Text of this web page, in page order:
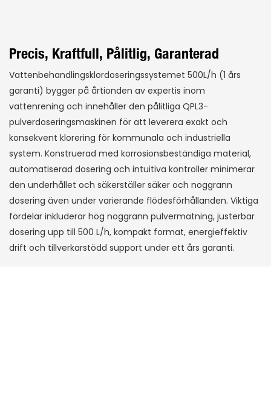
Precis, Kraftfull, Pålitlig, Garanterad
Vattenbehandlingsklordoseringssystemet 500L/h (1 års
garanti) bygger på årtionden av expertis inom
vattenrening och innehåller den pålitliga QPL3-
pulverdoseringsmaskinen för att leverera exakt och
konsekvent klorering för kommunala och industriella
system. Konstruerad med korrosionsbeständiga material,
automatiserad dosering och intuitiva kontroller minimerar
den underhållet och säkerställer säker och noggrann
dosering även under varierande flödesförhållanden. Viktiga
fördelar inkluderar hög noggrann pulvermatning, justerbar
dosering upp till 500 L/h, kompakt format, energieffektiv
drift och tillverkarstödd support under ett års garanti.